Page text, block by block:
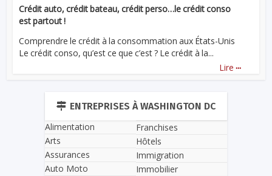
Crédit auto, crédit bateau, crédit perso…le crédit conso
est partout !
Comprendre le crédit à la consommation aux États-Unis
Le crédit conso, qu’est ce que c’est ? Le crédit à la...
Lire ...
ENTREPRISES À WASHINGTON DC
Alimentation
Arts
Assurances
Auto Moto
Franchises
Hôtels
Immigration
Immobilier